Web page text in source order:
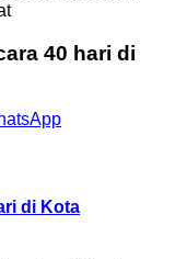
40 hari di
di Kota